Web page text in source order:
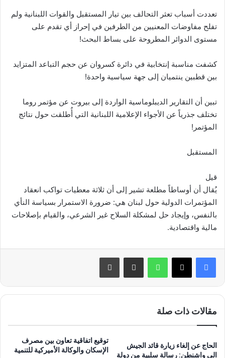
تعددت أسباب تعثر التحالف بين تيار المستقبل والقوات اللبنانية ولم
تفلح مفاوضات المعنيين من الطرفين في إحراز ‏أي تقدم على
مستوى الدوائر المطروحة على بساط البحث‎!
كشفت مناسبة إنتخابية في دائرة كسروان عن حجم التباعد المتزايد
بين قطبين ينتميان إلى جهة سياسية واحدة‎!
تبين أن التقارير الديبلوماسية الواردة إلى بيروت عن مؤتمر روما
تختلف جذرياً عن الأجواء الإعلامية اللبنانية التي ‏أُطلقت حول نتائج
المؤتمر‎!‎
المستقبل‎
قيل
يُقال أن أوساطاً مطلعة تشير إلى أن ثلاثة معطيات تواكب انعقاد
المؤتمرات الدولية حول لبنان هي: ضرورة ‏الاستمرار بسياسة النأي
بالنفس، وإيجاد حل لمشكلة السلاح غير الشرعي، والقيام بإصلاحات
مالية واقتصادية‎.‎
واتساب
مقالات ذات صلة
الحاج عن إلغاء زيارة قائد الجيش
الى واشنطن: رسالة سلبية من دولة
توقيع اتفاقية تعاون بين مصرف
الإسكان والوكالة الأميركية للتنمية